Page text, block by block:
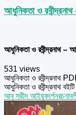
আধুনিকতা ও
আধুনিকতা ও রবীন্দ্রনাথ –
531 views
আধুনিকতা ও রবীন্দ্রনাথ
আধুনিকতা ও রবীন্দ্রনাথ
আবু সয়ীদ আইয়ুবদর্শন